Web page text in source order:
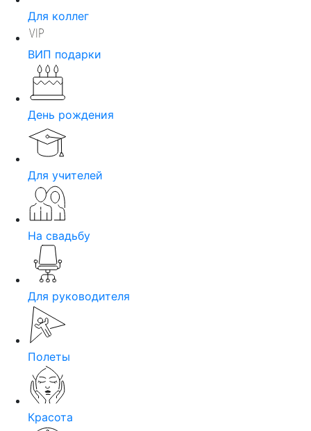
Для коллег
ВИП подарки
День рождения
Для учителей
На свадьбу
Для руководителя
Полеты
Красота